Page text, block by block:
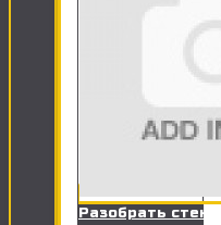
Разобрать